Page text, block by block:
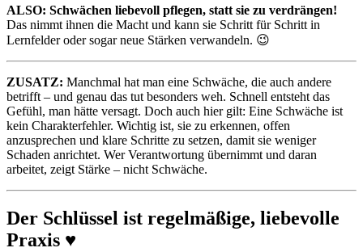
ALSO: Schwächen liebevoll pflegen, statt sie zu verdrängen!
Das nimmt ihnen die Macht und kann sie Schritt für Schritt in
Lernfelder oder sogar neue Stärken verwandeln. 😉
ZUSATZ: Manchmal hat man eine Schwäche, die auch andere
betrifft – und genau das tut besonders weh. Schnell entsteht das
Gefühl, man hätte versagt. Doch auch hier gilt: Eine Schwäche ist
kein Charakterfehler. Wichtig ist, sie zu erkennen, offen
anzusprechen und klare Schritte zu setzen, damit sie weniger
Schaden anrichtet. Wer Verantwortung übernimmt und daran
arbeitet, zeigt Stärke – nicht Schwäche.
Der Schlüssel ist regelmäßige, liebevolle
Praxis ♥️